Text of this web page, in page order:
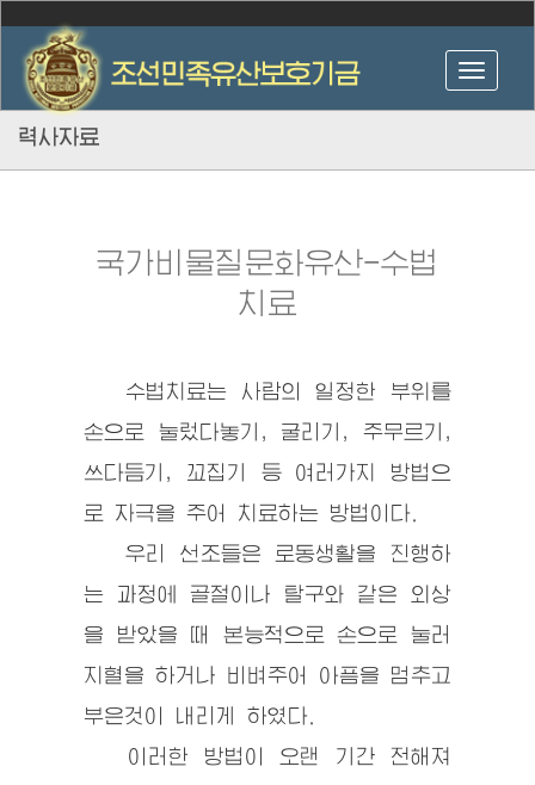
력사자료
국가비물질문화유산-수법
치료
수법치료는 사람의 일정한 부위를
손으로 눌렀다놓기, 굴리기, 주무르기,
쓰다듬기, 꼬집기 등 여러가지 방법으
로 자극을 주어 치료하는 방법이다.
우리 선조들은 로동생활을 진행하
는 과정에 골절이나 탈구와 같은 외상
을 받았을 때 본능적으로 손으로 눌러
지혈을 하거나 비벼주어 아픔을 멈추고
부은것이 내리게 하였다.
이러한 방법이 오랜 기간 전해져